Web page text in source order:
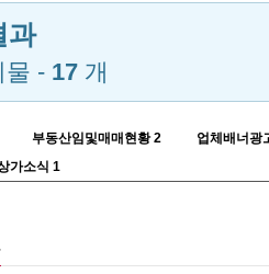
과
물 - 17 개
부동산임및매매현황 2
업체배너광
가소식 1